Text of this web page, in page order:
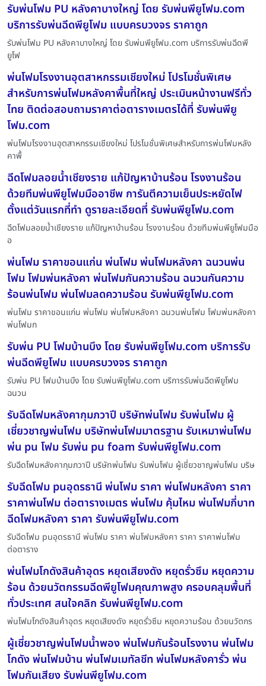
รับพ่นโฟม PU หลังคาบางใหญ่ โดย รับพ่นพียูโฟม.com
บริการรับพ่นฉีดพียูโฟม แบบครบวงจร ราคาถูก
รับพ่นโฟม PU หลังคาบางใหญ่ โดย รับพ่นพียูโฟม.com บริการรับพ่นฉีดพี
ยูโฟ
พ่นโฟมโรงงานอุตสาหกรรมเชียงใหม่ โปรโมชั่นพิเศษ
สำหรับการพ่นโฟมหลังคาพื้นที่ใหญ่ ประเมินหน้างานฟรีทั่ว
ไทย ติดต่อสอบถามราคาต่อตารางเมตรได้ที่ รับพ่นพียู
โฟม.com
พ่นโฟมโรงงานอุตสาหกรรมเชียงใหม่ โปรโมชั่นพิเศษสำหรับการพ่นโฟมหลัง
คาพื้
ฉีดโฟมลอยน้ำเชียงราย แก้ปัญหาบ้านร้อน โรงงานร้อน
ด้วยทีมพ่นพียูโฟมมืออาชีพ การันตีความเย็นประหยัดไฟ
ตั้งแต่วันแรกที่ทำ ดูรายละเอียดที่ รับพ่นพียูโฟม.com
ฉีดโฟมลอยน้ำเชียงราย แก้ปัญหาบ้านร้อน โรงงานร้อน ด้วยทีมพ่นพียูโฟมมือ
อ
พ่นโฟม ราคาขอนแก่น พ่นโฟม พ่นโฟมหลังคา ฉนวนพ่น
โฟม โฟมพ่นหลังคา พ่นโฟมกันความร้อน ฉนวนกันความ
ร้อนพ่นโฟม พ่นโฟมลดความร้อน รับพ่นพียูโฟม.com
พ่นโฟม ราคาขอนแก่น พ่นโฟม พ่นโฟมหลังคา ฉนวนพ่นโฟม โฟมพ่นหลังคา
พ่นโฟมก
รับพ่น PU โฟมบ้านบึง โดย รับพ่นพียูโฟม.com บริการรับ
พ่นฉีดพียูโฟม แบบครบวงจร ราคาถูก
รับพ่น PU โฟมบ้านบึง โดย รับพ่นพียูโฟม.com บริการรับพ่นฉีดพียูโฟม
ฉนวน
รับฉีดโฟมหลังคากุมภวาปี บริษัทพ่นโฟม รับพ่นโฟม ผู้
เชี่ยวชาญพ่นโฟม บริษัทพ่นโฟมมาตรฐาน รับเหมาพ่นโฟม
พ่น pu โฟม รับพ่น pu foam รับพ่นพียูโฟม.com
รับฉีดโฟมหลังคากุมภวาปี บริษัทพ่นโฟม รับพ่นโฟม ผู้เชี่ยวชาญพ่นโฟม บริษ
รับฉีดโฟม puอุดรธานี พ่นโฟม ราคา พ่นโฟมหลังคา ราคา
ราคาพ่นโฟม ต่อตารางเมตร พ่นโฟม คุ้มไหม พ่นโฟมกี่บาท
ฉีดโฟมหลังคา ราคา รับพ่นพียูโฟม.com
รับฉีดโฟม puอุดรธานี พ่นโฟม ราคา พ่นโฟมหลังคา ราคา ราคาพ่นโฟม
ต่อตาราง
พ่นโฟมโกดังสินค้าอุดร หยุดเสียงดัง หยุดรั่วซึม หยุดความ
ร้อน ด้วยนวัตกรรมฉีดพียูโฟมคุณภาพสูง ครอบคลุมพื้นที่
ทั่วประเทศ สนใจคลิก รับพ่นพียูโฟม.com
พ่นโฟมโกดังสินค้าอุดร หยุดเสียงดัง หยุดรั่วซึม หยุดความร้อน ด้วยนวัตกร
ผู้เชี่ยวชาญพ่นโฟมน้ำพอง พ่นโฟมกันร้อนโรงงาน พ่นโฟม
โกดัง พ่นโฟมบ้าน พ่นโฟมเมทัลชีท พ่นโฟมหลังคารั่ว พ่น
โฟมกันเสียง รับพ่นพียูโฟม.com